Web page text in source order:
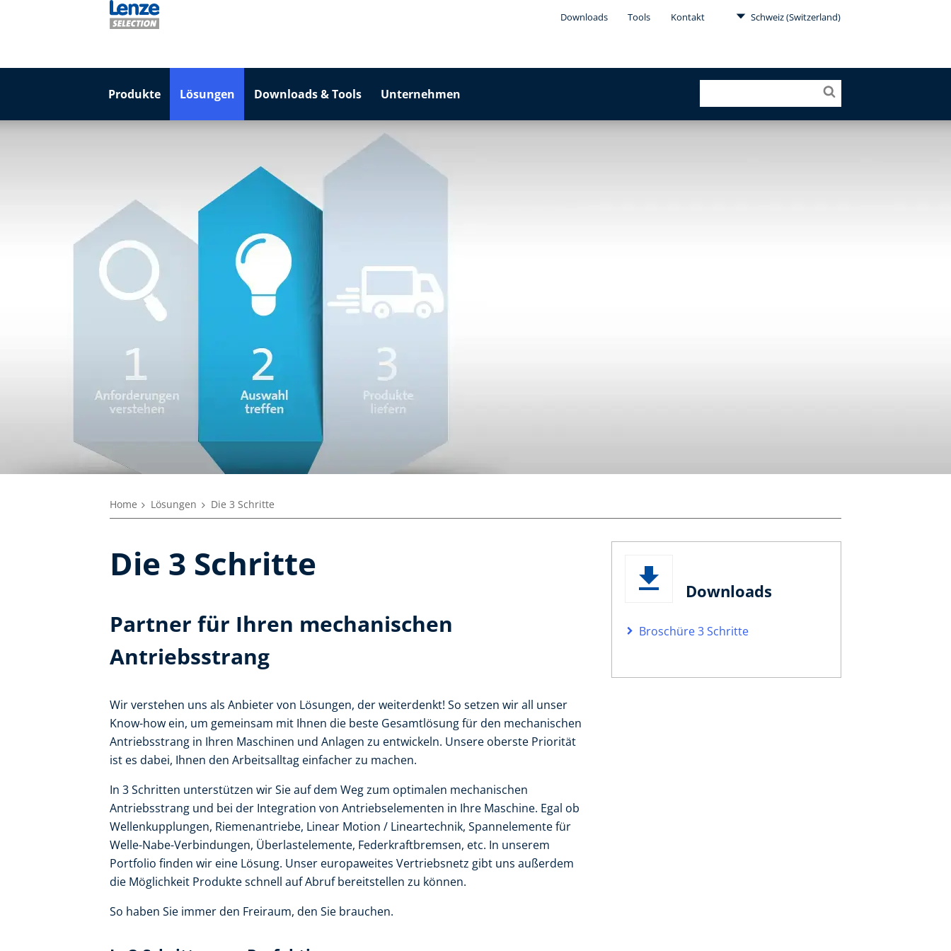
Downloads Tools Kontakt Schweiz (Switzerland)
Produkte Lösungen Downloads & Tools Unternehmen
Home Lösungen Die 3 Schritte
Die 3 Schritte
Partner für Ihren mechanischen
Antriebsstrang
Wir verstehen uns als Anbieter von Lösungen, der weiterdenkt! So setzen wir all unser
Know-how ein, um gemeinsam mit Ihnen die beste Gesamtlösung für den mechanischen
Antriebsstrang in Ihren Maschinen und Anlagen zu entwickeln. Unsere oberste Priorität
ist es dabei, Ihnen den Arbeitsalltag einfacher zu machen.
In 3 Schritten unterstützen wir Sie auf dem Weg zum optimalen mechanischen
Antriebsstrang und bei der Integration von Antriebselementen in Ihre Maschine. Egal ob
Wellenkupplungen, Riemenantriebe, Linear Motion / Lineartechnik, Spannelemente für
Welle-Nabe-Verbindungen, Überlastelemente, Federkraftbremsen, etc. In unserem
Portfolio finden wir eine Lösung. Unser europaweites Vertriebsnetz gibt uns außerdem
die Möglichkeit Produkte schnell auf Abruf bereitstellen zu können.
So haben Sie immer den Freiraum, den Sie brauchen.
Downloads
Broschüre 3 Schritte